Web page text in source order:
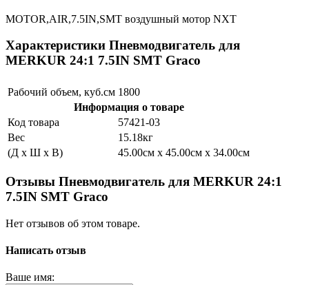
MOTOR,AIR,7.5IN,SMT воздушный мотор NXT
Характеристики Пневмодвигатель для
MERKUR 24:1 7.5IN SMT Graco
Рабочий объем, куб.см 1800
Информация о товаре
Код товара
57421-03
Вес
15.18кг
(Д x Ш x В)
45.00см x 45.00см x 34.00см
Отзывы Пневмодвигатель для MERKUR 24:1
7.5IN SMT Graco
Нет отзывов об этом товаре.
Написать отзыв
Ваше имя: